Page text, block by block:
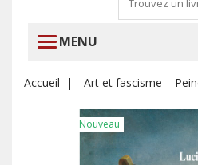
MENU
Accueil Art et fascisme –
Nouveau